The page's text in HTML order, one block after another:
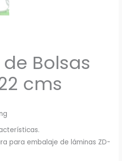
Bolsas
cms
para embalaje de láminas ZD-